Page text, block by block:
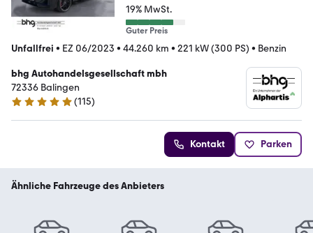
19% MwSt.
Guter Preis
Unfallfrei • EZ 06/2023 • 44.260 km • 221 kW (300 PS) • Benzin
bhg Autohandelsgesellschaft mbh
72336 Balingen
4.8 Sterne
(115)
Kontakt Parken
Ähnliche Fahrzeuge des Anbieters